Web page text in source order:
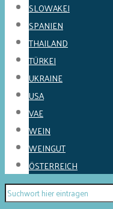
SLOWAKEI
SPANIEN
THAILAND
TÜRKEI
UKRAINE
USA
VAE
WEIN
WEINGUT
ÖSTERREICH